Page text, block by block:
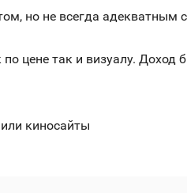
но не всегда адекватным
цене так и визуалу. Доход
киносайты